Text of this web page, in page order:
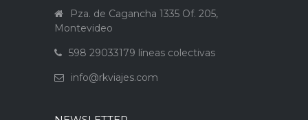
Pza. de Cagancha 1335 Of. 205,
Montevideo
598 29033179 líneas colectivas
info@rkviajes.com